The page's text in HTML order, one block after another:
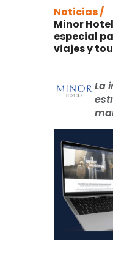
Noticias /
Minor
especial
viajes y
La